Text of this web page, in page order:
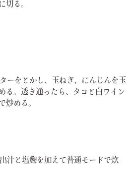
切る。
ーをとかし、玉ねぎ、にんじんを玉
る。透き通ったら、タコと白ワイン
炒める。
汁と塩麴を加えて普通モードで炊